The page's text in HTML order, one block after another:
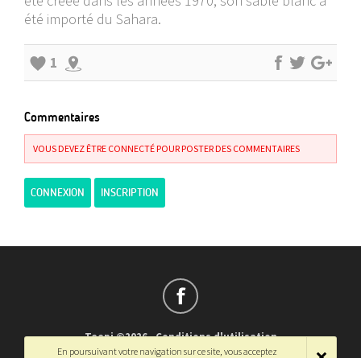
été importé du Sahara.
1
Commentaires
VOUS DEVEZ ÊTRE CONNECTÉ POUR POSTER DES COMMENTAIRES
CONNEXION INSCRIPTION
Teepi ©2026-Conditions d'utilisation
En poursuivant votre navigation sur ce site, vous acceptez